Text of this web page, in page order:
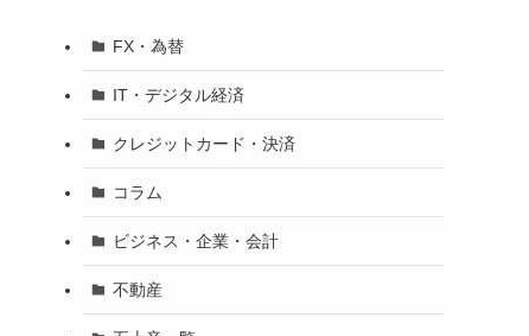
FX・為替
IT・デジタル経済
クレジットカード・決済
コラム
ビジネス・企業・会計
不動産